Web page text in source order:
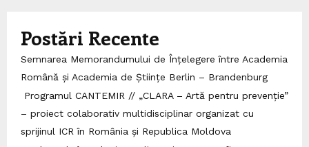
Postări Recente
Semnarea Memorandumului de Înțelegere între Academia
Română și Academia de Științe Berlin – Brandenburg
Programul CANTEMIR // „CLARA – Artă pentru prevenție”
– proiect colaborativ multidisciplinar organizat cu
sprijinul ICR în România și Republica Moldova